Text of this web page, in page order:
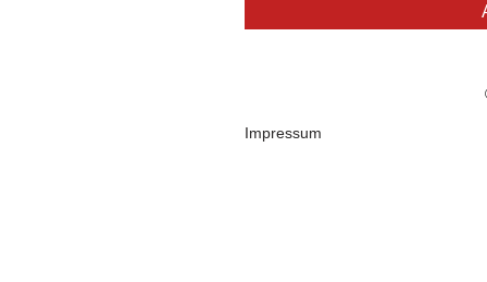
Impressum